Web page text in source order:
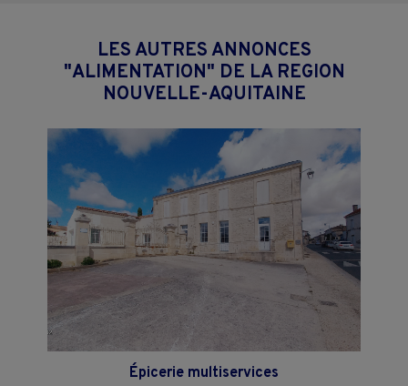
LES AUTRES ANNONCES
"ALIMENTATION" DE LA REGION
NOUVELLE-AQUITAINE
Épicerie multiservices